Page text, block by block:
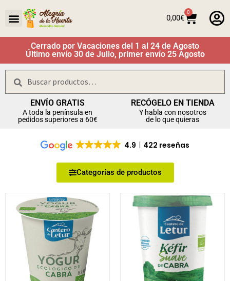
0,00€
0
Cerrado por Vacaciones del 1 al 24 de Agosto
Último envío 30 de Julio, primer envío 25 Agosto
Buscar
ENVÍO GRATIS
A toda la península en
pedidos superiores a 60€
RECÓGELO EN TIENDA
Y habla con nosotros
de lo que quieras
4.9 422 reseñas
Categorías de productos